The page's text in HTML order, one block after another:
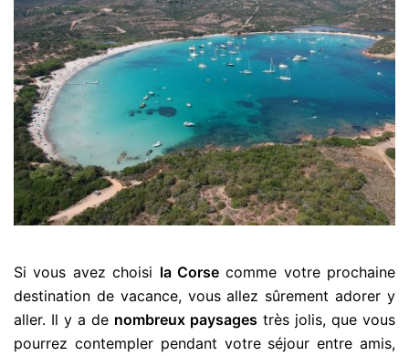
Si vous avez choisi la Corsecomme votre prochaine
destination de vacance, vous allez sûrement adorer y
aller. Il y a de nombreux paysages très jolis, que vous
pourrez contempler pendant votre séjour entre amis,